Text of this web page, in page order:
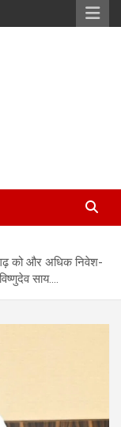
को और अधिक निवेश-
साय….